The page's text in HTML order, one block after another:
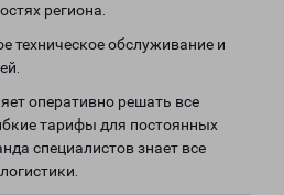
региона.
техническое обслуживание и
оперативно решать все
тарифы для постоянных
специалистов знает все